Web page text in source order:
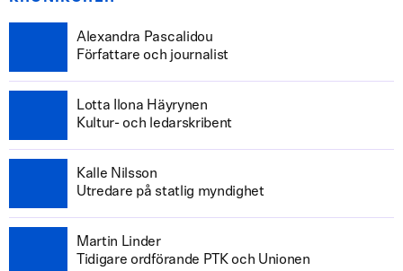
Alexandra Pascalidou
Författare och journalist
Lotta Ilona Häyrynen
Kultur- och ledarskribent
Kalle Nilsson
Utredare på statlig myndighet
Martin Linder
Tidigare ordförande PTK och Unionen